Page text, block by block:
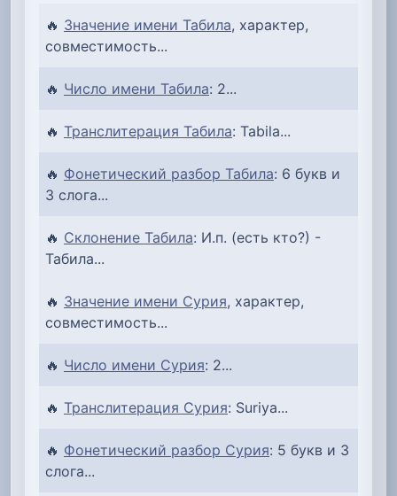
🔥 Значение имени Табила, характер,
совместимость...
🔥 Число имени Табила: 2...
🔥 Транслитерация Табила: Tabila...
🔥 Фонетический разбор Табила: 6 букв и
3 слога...
🔥 Склонение Табила: И.п. (есть кто?) -
Табила...
🔥 Значение имени Сурия, характер,
совместимость...
🔥 Число имени Сурия: 2...
🔥 Транслитерация Сурия: Suriya...
🔥 Фонетический разбор Сурия: 5 букв и 3
слога...